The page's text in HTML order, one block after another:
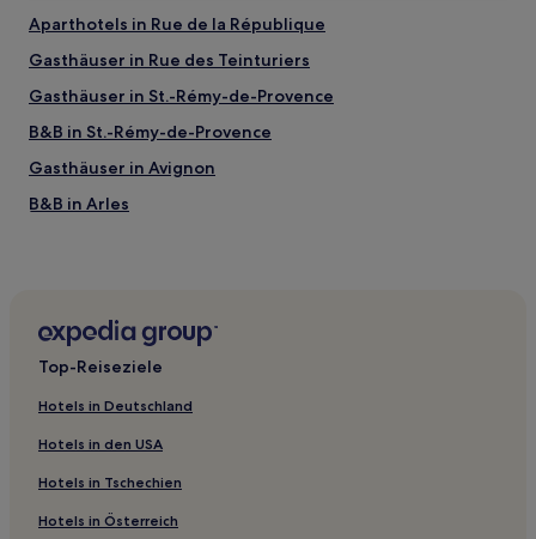
Aparthotels in Rue de la République
Gasthäuser in Rue des Teinturiers
Gasthäuser in St.-Rémy-de-Provence
B&B in St.-Rémy-de-Provence
Gasthäuser in Avignon
B&B in Arles
4-Sterne-Hotels in Arles
3-Sterne-Hotels in Rue des Teinturiers
2-Sterne-Hotels in Rue de la République
Tal der Baux-Alpilles: Hotels
Hotels nahe Abtei Saint-Paul-de-Mausole
Hotels nahe Antiquitäten von Glanum
Top-Reiseziele
Hotels in Deutschland
Hotels in den USA
Hotels in Tschechien
Hotels in Österreich